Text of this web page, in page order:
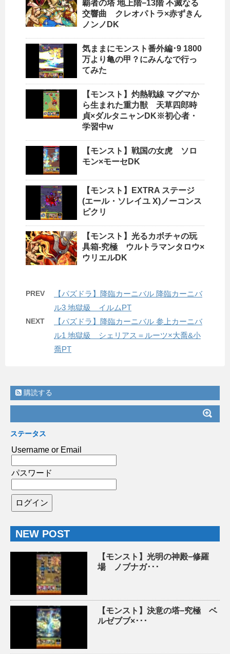
覇者の塔 地上階−13階 不滅なる
交響曲 クレオパトラ×赤ずきん
ノンノDK
気ままにモンスト番外編･9 1800
万より亀の甲？にみんなで行っ
てみた
【モンスト】灼熱戦線 マグマか
ら生まれた重力獣 天草四郎時
貞×ダルタニャンDK※初心者・
学習中w
【モンスト】戦国の女虎 ソロ
モン×モーセDK
【モンスト】EXTRA ステージ
(エール・ソレイユ X)ノーコンス
ピクリ
【モンスト】光るカボチャの玩
具箱-究極 ウルトラマンタロウ×
ウリエルDK
PREV
【パズドラ】降臨カーニバル 降臨カーニバ
ル3 地獄級 イルムPT
NEXT
【パズドラ】降臨カーニバル 参上カーニバ
ル1 地獄級 シェリアス＝ルーツ×大喬&小
喬PT
購読する
ステータス
Username or Email
パスワード
NEW POST
【モンスト】光明の神殿−修羅
場 ノブナガ･･･
【モンスト】決意の塔−究極 ベ
ルゼブブ×･･･